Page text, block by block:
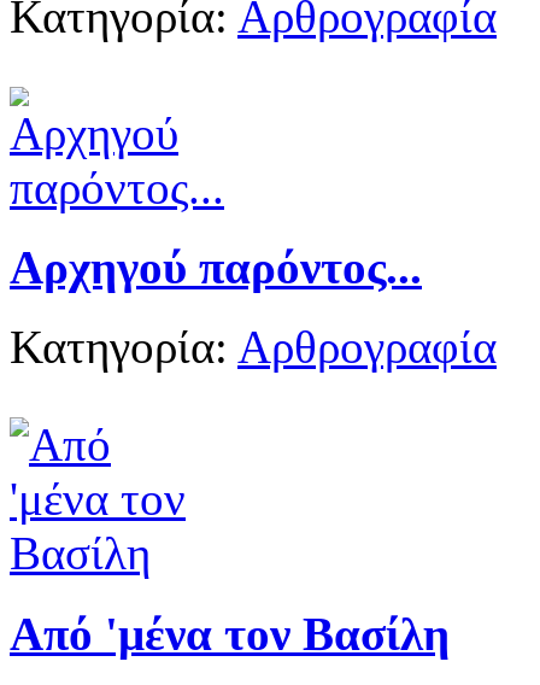
Κατηγορία: Αρθρογραφία
Αρχηγού παρόντος...
Κατηγορία: Αρθρογραφία
Από 'μένα τον Βασίλη